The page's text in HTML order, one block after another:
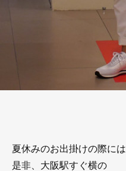
夏休みのお出掛けの際には
是非、大阪駅すぐ横の